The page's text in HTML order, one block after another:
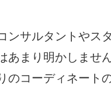
ンサルタントやス
あまり明かしませ
のコーディネート